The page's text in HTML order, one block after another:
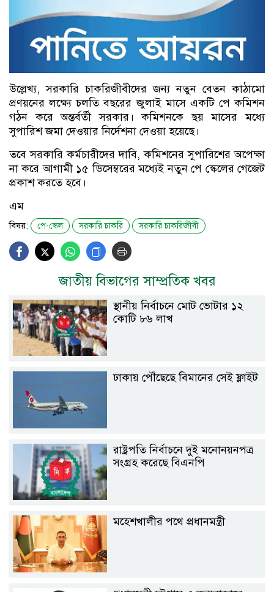
উল্লেখ্য, সরকারি চাকরিজীবীদের জন্য নতুন বেতন কাঠামো
প্রণয়নের লক্ষ্যে চলতি বছরের জুলাই মাসে একটি পে কমিশন
গঠন করে অন্তর্বর্তী সরকার। কমিশনকে ছয় মাসের মধ্যে
সুপারিশ জমা দেওয়ার নির্দেশনা দেওয়া হয়েছে।
তবে সরকারি কর্মচারীদের দাবি, কমিশনের সুপারিশের অপেক্ষা
না করে আগামী ১৫ ডিসেম্বরের মধ্যেই নতুন পে স্কেলের গেজেট
প্রকাশ করতে হবে।
এম
বিষয়: পে-স্কেল সরকারি চাকরি সরকারি চাকরিজীবী
জাতীয় বিভাগের সাম্প্রতিক খবর
স্থানীয় নির্বাচনে মোট ভোটার ১২
কোটি ৮৬ লাখ
ঢাকায় পৌঁছেছে বিমানের সেই ফ্লাইট
রাষ্ট্রপতি নির্বাচনে দুই মনোনয়নপত্র
সংগ্রহ করেছে বিএনপি
মহেশখালীর পথে প্রধানমন্ত্রী